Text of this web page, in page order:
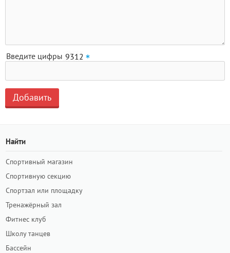
Введите цифры
Найти
Спортивный магазин
Спортивную секцию
Спортзал или площадку
Тренажёрный зал
Фитнес клуб
Школу танцев
Бассейн